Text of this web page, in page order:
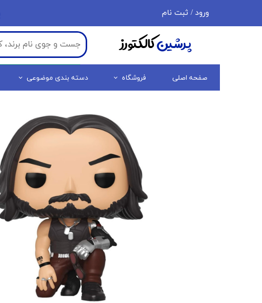
ورود / ثبت نام
حساب کاربری من
تغییر گذر واژه
سفارشات
خروج از حساب کاربری
صفحه اصلی فروشگاه دسته بندی موضوعی
پرشینکالکتورز